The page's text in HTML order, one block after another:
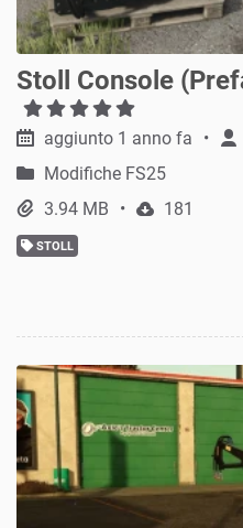
Stoll Console
aggiunto 1 anno fa
Modifiche FS25
3.94 MB
181
STOLL